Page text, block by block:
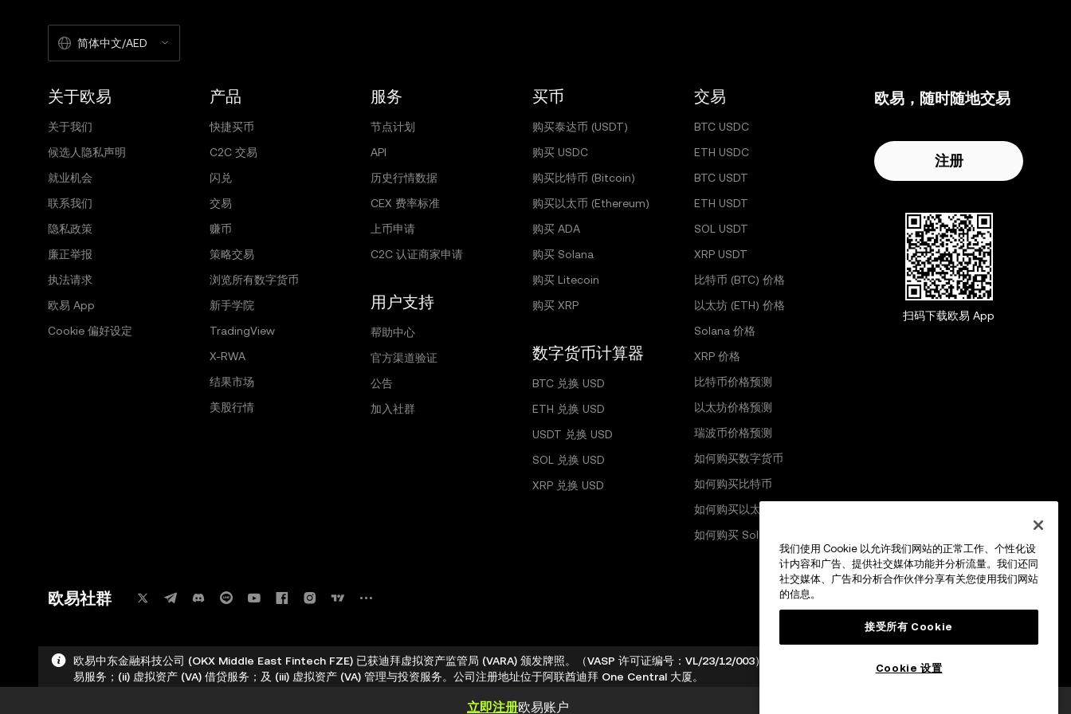
立即注册欧易账户
简体中文/AED
关于欧易
关于我们
候选人隐私声明
就业机会
联系我们
隐私政策
廉正举报
执法请求
欧易 App
Cookie 偏好设定
产品
快捷买币
C2C 交易
闪兑
交易
赚币
策略交易
浏览所有数字货币
新手学院
TradingView
X-RWA
结果市场
美股行情
服务
节点计划
API
历史行情数据
CEX 费率标准
上币申请
C2C 认证商家申请
用户支持
帮助中心
官方渠道验证
公告
加入社群
买币
购买泰达币 (USDT)
购买 USDC
购买比特币 (Bitcoin)
购买以太币 (Ethereum)
购买 ADA
购买 Solana
购买 Litecoin
购买 XRP
数字货币计算器
BTC 兑换 USD
ETH 兑换 USD
USDT 兑换 USD
SOL 兑换 USD
XRP 兑换 USD
交易
BTC USDC
ETH USDC
BTC USDT
ETH USDT
SOL USDT
XRP USDT
比特币 (BTC) 价格
以太坊 (ETH) 价格
Solana 价格
XRP 价格
比特币价格预测
以太坊价格预测
瑞波币价格预测
如何购买数字货币
如何购买比特币
如何购买以太坊
如何购买 Solana
欧易，随时随地交易
注册
扫码下载欧易 App
欧易社群
欧易中东金融科技公司 (OKX Middle East Fintech FZE) 已获迪拜虚拟资产监管局 (VARA) 颁发牌照。（VASP 许可证编号：VL/23/12/003），获准提供以下服务：(i) 虚拟资产 (VA) 数字资产交
易服务；(ii) 虚拟资产 (VA) 借贷服务；及 (iii) 虚拟资产 (VA) 管理与投资服务。公司注册地址位于阿联酋迪拜 One Central 大厦。
我们使用 Cookie 以允许我们网站的正常工作、个性化设
计内容和广告、提供社交媒体功能并分析流量。我们还同
社交媒体、广告和分析合作伙伴分享有关您使用我们网站
的信息。
接受所有 Cookie
Cookie 设置